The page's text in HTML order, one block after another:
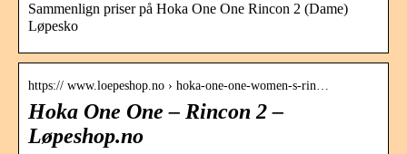
Sammenlign priser på Hoka One One Rincon 2 (Dame)
Løpesko
https:// www.loepeshop.no › hoka-one-one-women-s-rin…
Hoka One One – Rincon 2 –
Løpeshop.no